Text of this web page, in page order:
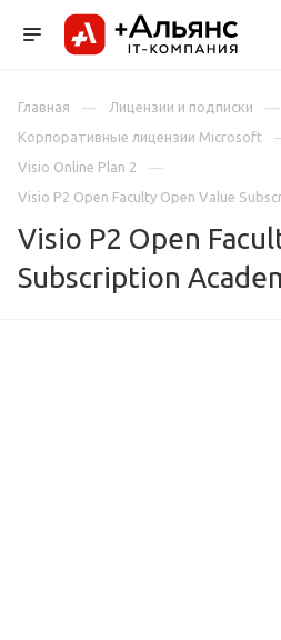
Главная
Лицензии и подписки
Корпоративные лицензии Microsoft
Visio Online Plan 2
Visio P2 Open Faculty Open Value
Visio P2 Open
Subscription